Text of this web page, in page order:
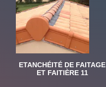
ETANCHÉITÉ DE FAITAGE
ET FAITIÈRE 11